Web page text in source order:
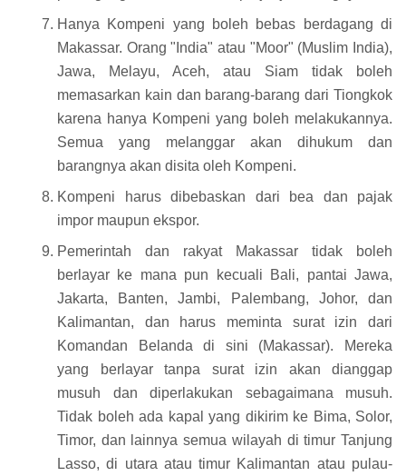
Hanya Kompeni yang boleh bebas berdagang di
Makassar. Orang "India" atau "Moor" (Muslim India),
Jawa, Melayu, Aceh, atau Siam tidak boleh
memasarkan kain dan barang-barang dari Tiongkok
karena hanya Kompeni yang boleh melakukannya.
Semua yang melanggar akan dihukum dan
barangnya akan disita oleh Kompeni.
Kompeni harus dibebaskan dari bea dan pajak
impor maupun ekspor.
Pemerintah dan rakyat Makassar tidak boleh
berlayar ke mana pun kecuali Bali, pantai Jawa,
Jakarta, Banten, Jambi, Palembang, Johor, dan
Kalimantan, dan harus meminta surat izin dari
Komandan Belanda di sini (Makassar). Mereka
yang berlayar tanpa surat izin akan dianggap
musuh dan diperlakukan sebagaimana musuh.
Tidak boleh ada kapal yang dikirim ke Bima, Solor,
Timor, dan lainnya semua wilayah di timur Tanjung
Lasso, di utara atau timur Kalimantan atau pulau-